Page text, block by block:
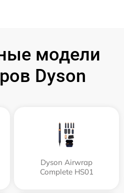
модели
Dyson
Dyson Airwrap
Complete HS01